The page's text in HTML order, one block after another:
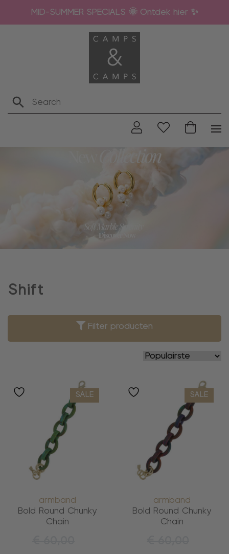
MID-SUMMER SPECIALS 🌞 Ontdek hier ✨
Shift
Filter producten
SALE
armband
Bold Round Chunky
Chain
SALE
armband
Bold Round Chunky
Chain